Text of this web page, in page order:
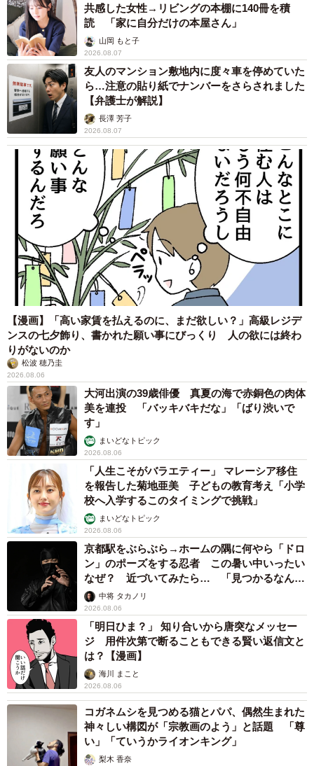
6/6
元気な猫に成長してくれた＝a_necotaroさん提供
当初は1匹しか飼えないだろうと考えていたので、グレーの
子だけ「ちくわちゃん」と名付けた。地元の豊橋で保護し
たこともあり、豊橋名産ヤマサのちくわにちなんでいる。
「後々3匹全頭飼おうと決めた際、響きの可愛い食材の名前
をそれぞれの顔付きの印象からフィーリングで決めたのが
おもちとぽんずです（笑）。子どもの頃に飼っていた犬の
名前がぷりんだったので、食べ物3文字シリーズにすること
は初めから決めていました」
おもちちゃんは本当に優しい子で、預かりの猫の面倒をい
つもみてくれる。猫用の水を用意してあるのに、気付くと
いつもAさんのコップから白湯を飲んでいる。
ちくわちゃんは、天真爛漫で一番ベタベタな甘えん坊。腕
枕が大好きで、毎日Aさんの腕の中で寝ている。半分は犬で
できていると思うほど犬っぽく、おもちゃをくわえて持っ
てきては遊んでアピールし、投げると走って取りに行く。
ぽんずちゃんは、子猫の頃から3歳くらいまでは、ツンデレ
を通り越してヤンデレな性格をしていたが、ここ2年くらい
は自我が強すぎて手を焼いているという。おもちちゃんや
ちくわちゃんがAさんの腕枕で寝ていると、ヤキモチを妬い
て攻撃してくる。
3匹を迎える前は、かなり刹那的な人生を送っていたという
Aさん。3匹を迎えた以上は、猫生に対する責任を果たした
いと考えたので、まずは自分の人生の基盤をしっかり作る
共感した女性→リビングの本棚に140冊を積
読 「家に自分だけの本屋さん」
山岡 もと子
2026.08.07
友人のマンション敷地内に度々車を停めていた
ら…注意の貼り紙でナンバーをさらされました
【弁護士が解説】
長澤 芳子
2026.08.07
【漫画】「高い家賃を払えるのに、まだ欲しい？」高級レジデ
ンスの七夕飾り、書かれた願い事にびっくり 人の欲には終わ
りがないのか
松波 穂乃圭
2026.08.06
大河出演の39歳俳優 真夏の海で赤銅色の肉体
美を連投 「バッキバキだな」「ばり渋いで
す」
まいどなトピック
2026.08.06
「人生こそがバラエティー」 マレーシア移住
を報告した菊地亜美 子どもの教育考え「小学
校へ入学するこのタイミングで挑戦」
まいどなトピック
2026.08.06
京都駅をぶらぶら→ホームの隅に何やら「ドロ
ン」のポーズをする忍者 この暑い中いったい
なぜ？ 近づいてみたら… 「見つかるなんて
未熟」中将 タカノリ
2026.08.06
「明日ひま？」 知り合いから唐突なメッセー
ジ 用件次第で断ることもできる賢い返信文と
は？【漫画】
海川 まこと
2026.08.06
コガネムシを見つめる猫とパパ、偶然生まれた
神々しい構図が「宗教画のよう」と話題 「尊
い」「ていうかライオンキング」
梨木 香奈